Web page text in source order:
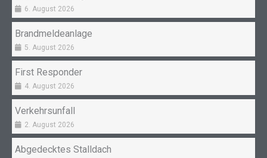
6. August 2026
Brandmeldeanlage
5. August 2026
First Responder
4. August 2026
Verkehrsunfall
2. August 2026
Abgedecktes Stalldach